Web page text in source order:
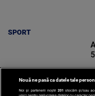
SPORT
Nouă ne pasă ca datele tale
Noi și partenerii noștri 201 stocăm și/sau
unici pentru prelucrarea datelor cu caracter